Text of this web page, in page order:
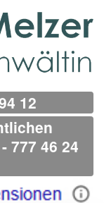
12
777 46 24